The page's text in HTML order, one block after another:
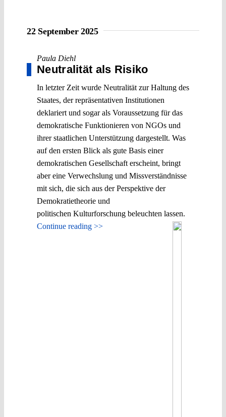
22 September 2025
Paula Diehl
Neutralität als Risiko
In letzter Zeit wurde Neutralität zur Haltung des
Staates, der repräsentativen Institutionen
deklariert und sogar als Voraussetzung für das
demokratische Funktionieren von NGOs und
ihrer staatlichen Unterstützung dargestellt. Was
auf den ersten Blick als gute Basis einer
demokratischen Gesellschaft erscheint, bringt
aber eine Verwechslung und Missverständnisse
mit sich, die sich aus der Perspektive der
Demokratietheorie und
politischen Kulturforschung beleuchten lassen.
Continue reading >>